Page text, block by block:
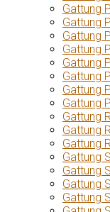
Gattung
Gattung
Gattung
Gattung
Gattung
Gattung
Gattung
Gattung
Gattung
Gattung
Gattung
Gattung
Gattung
Gattung
Gattung